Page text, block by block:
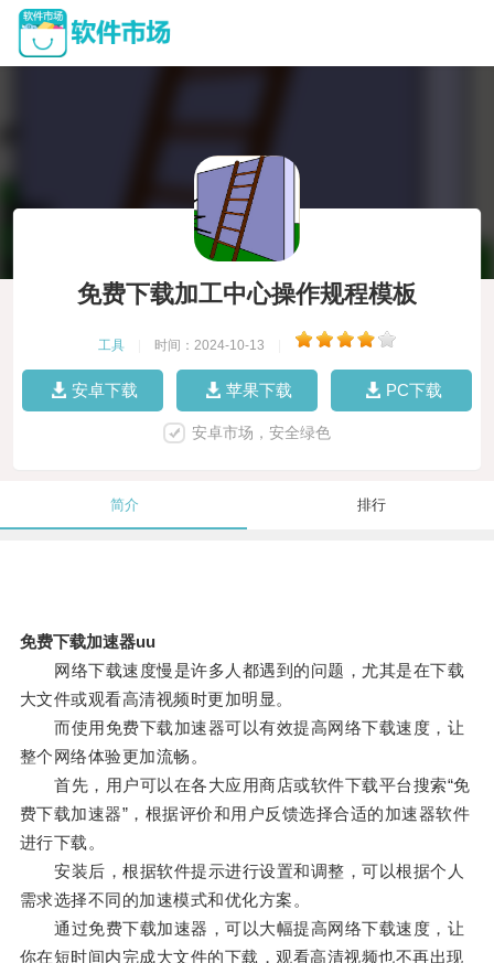
免费下载加工中心操作规程模板
工具 时间：2024-10-13
安卓下载 苹果下载 PC下载
安卓市场，安全绿色
简介 排行
免费下载加速器uu
网络下载速度慢是许多人都遇到的问题，尤其是在下载
大文件或观看高清视频时更加明显。
而使用免费下载加速器可以有效提高网络下载速度，让
整个网络体验更加流畅。
首先，用户可以在各大应用商店或软件下载平台搜索“免
费下载加速器”，根据评价和用户反馈选择合适的加速器软件
进行下载。
安装后，根据软件提示进行设置和调整，可以根据个人
需求选择不同的加速模式和优化方案。
通过免费下载加速器，可以大幅提高网络下载速度，让
你在短时间内完成大文件的下载，观看高清视频也不再出现